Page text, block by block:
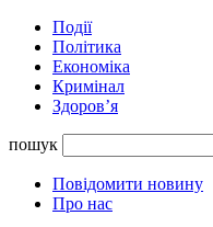
Події
Політика
Економіка
Кримінал
Здоров’я
пошук
Повідомити новину
Про нас